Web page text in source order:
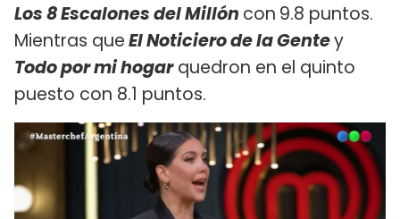
Los 8 Escalones del Millón con 9.8 puntos.
Mientras queEl Noticiero de la Gentey
Todo por mi hogarquedron en el quinto
puesto con 8.1 puntos.